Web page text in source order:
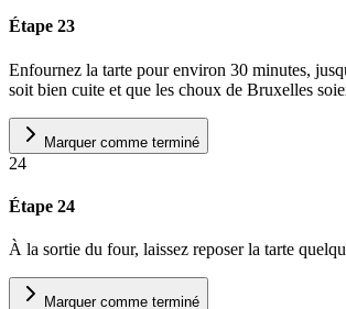
Étape 23
Enfournez la tarte pour environ 30 minutes,
soit bien cuite et que les choux de Bruxelles
Marquer comme terminé
24
Étape 24
À la sortie du four, laissez reposer la tarte
Marquer comme terminé